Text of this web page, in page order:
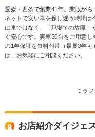
愛媛・西条で創業41年。業販から
ネットで安い車を探し迷う時間は
は車ではなく、「現場での故障」
ぐ安心です。実車50台をご用意
の1年保証を無料付帯（最長3年
は、お気軽にご相談ください。
ミラ
お店紹介ダイジェ